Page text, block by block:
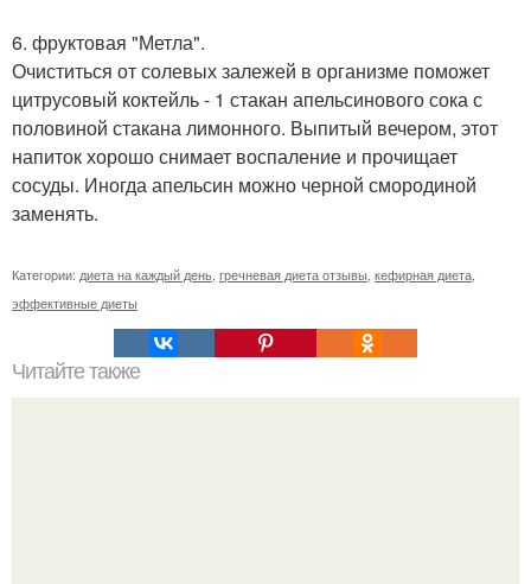
6. фруктовая "Метла".
Очиститься от солевых залежей в организме поможет
цитрусовый коктейль - 1 стакан апельсинового сока с
половиной стакана лимонного. Выпитый вечером, этот
напиток хорошо снимает воспаление и прочищает
сосуды. Иногда апельсин можно черной смородиной
заменять.
Категории: диета на каждый день гречневая диета отзывы кефирная диета
эффективные диеты
Читайте также